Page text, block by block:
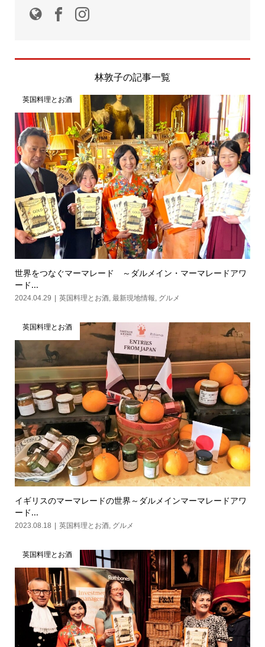
林敦子の記事一覧
英国料理とお酒
世界をつなぐマーマレード ～ダルメイン・マーマレードアワ
ード...
2024.04.29 英国料理とお酒, 最新現地情報 グルメ
英国料理とお酒
イギリスのマーマレードの世界～ダルメインマーマレードアワ
ード...
2023.08.18 英国料理とお酒, グルメ
英国料理とお酒